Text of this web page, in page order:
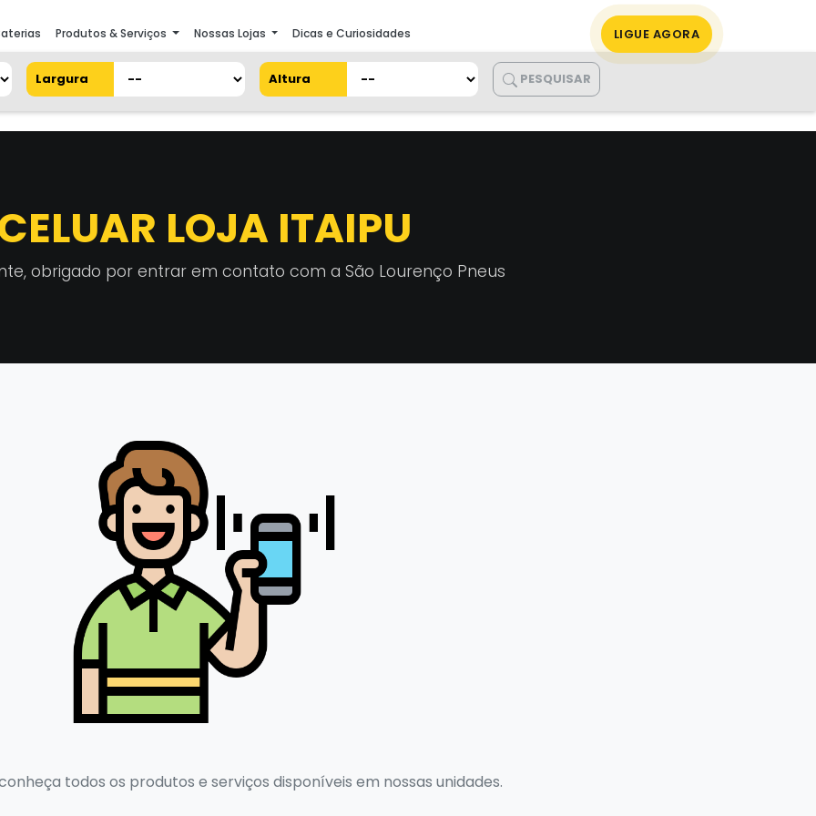
Produtos & Serviços Nossas Lojas Dicas e Curiosidades LIGUE AGORA
Largura Altura PESQUISAR
LOJA ITAIPU
obrigado por entrar em contato com a São Lourenço Pneus
todos os produtos e serviços disponíveis em nossas unidades.